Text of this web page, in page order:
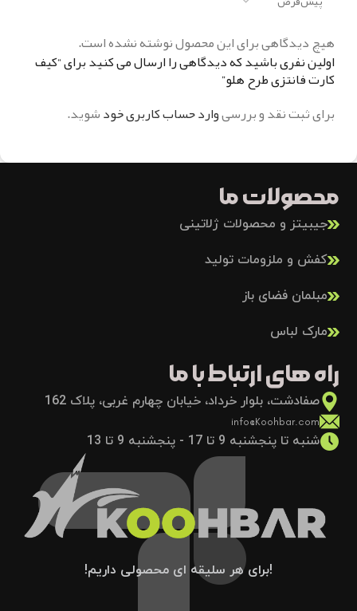
هیچ دیدگاهی برای این محصول نوشته نشده است.
اولین نفری باشید که دیدگاهی را ارسال می کنید برای “کیف
کارت فانتزی طرح هلو”
برای ثبت نقد و بررسیوارد حساب کاربری خودشوید.
محصولات ما
جیبیتز و محصولات ژلاتینی
کفش و ملزومات تولید
مبلمان فضای باز
مارک لباس
راه های ارتباط با ما
صفادشت، بلوار خرداد، خیابان چهارم غربی، پلاک 162
info@Koohbar.com
شنبه تا پنجشنبه 9 تا 17 - پنجشنبه 9 تا 13
!برای هر سلیقه ای محصولی داریم!